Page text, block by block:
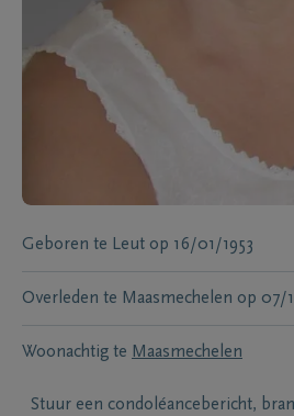
Geboren te Leut op 16/01/1953
Overleden te Maasmechelen op 07/
Woonachtig te Maasmechelen
Stuur een condoléancebericht,